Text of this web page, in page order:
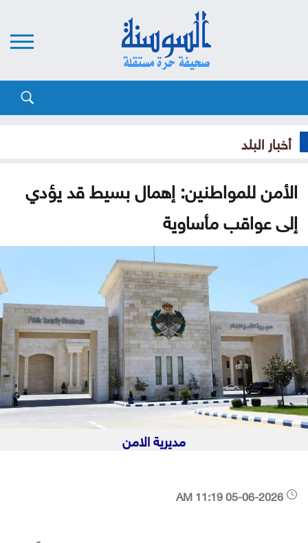
أخبار البلد
الأمن للمواطنين: إهمال بسيط قد يؤدي
إلى عواقب مأساوية
مديرية الامن